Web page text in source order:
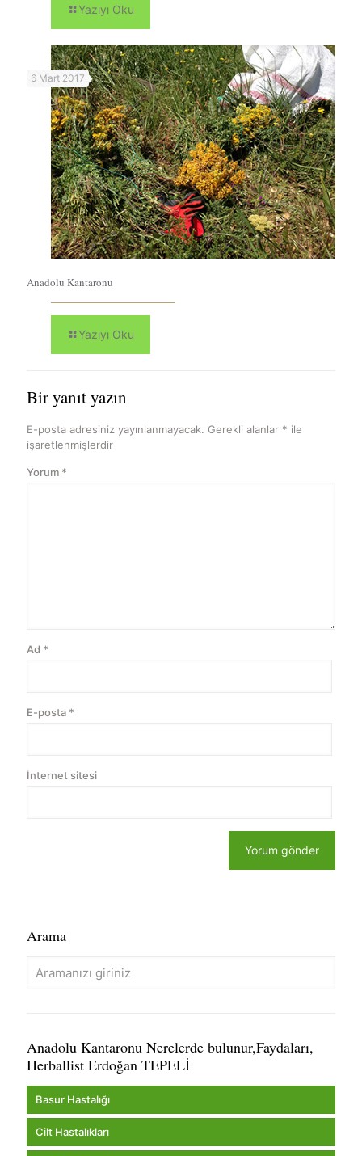
Yazıyı Oku
6 Mart 2017
Anadolu Kantaronu
Yazıyı Oku
Bir yanıt yazın
E-posta adresiniz yayınlanmayacak. Gerekli alanlar * ile
işaretlenmişlerdir
Yorum *
Ad *
E-posta *
İnternet sitesi
Arama
Anadolu Kantaronu Nerelerde bulunur,Faydaları,
Herballist Erdoğan TEPELİ
Basur Hastalığı
Cilt Hastalıkları